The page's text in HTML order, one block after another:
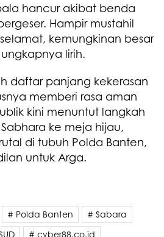
hancur akibat benda
Hampir mustahil
kemungkinan besar
lirih.
daftar panjang kekerasan
memberi rasa aman
kini menuntut langkah
ke meja hijau,
di tubuh Polda Banten,
untuk Arga.
# Polda Banten
# Sabara
# cyber88.co.id